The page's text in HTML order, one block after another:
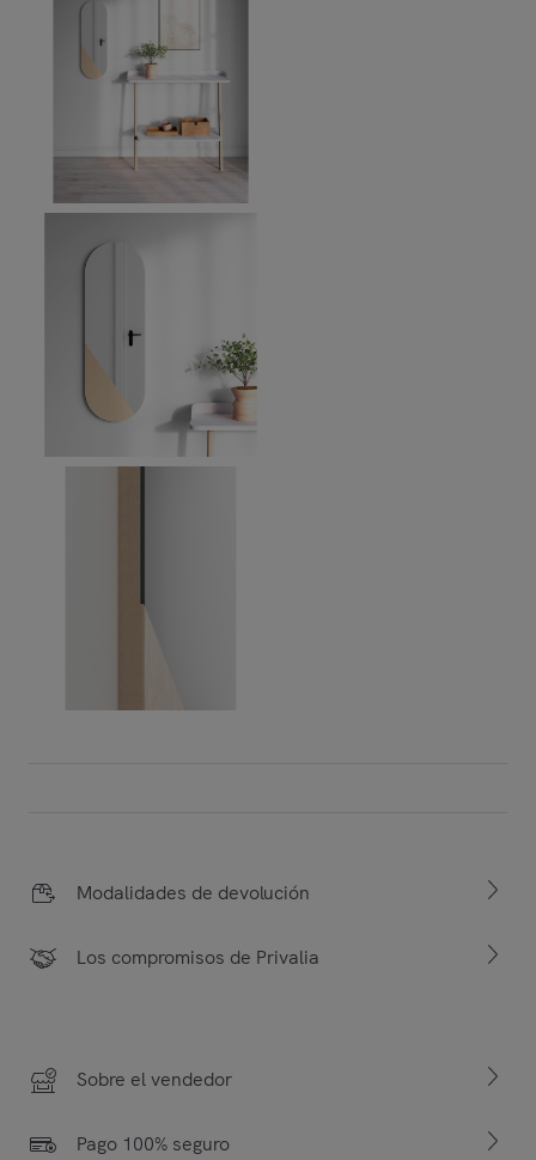
Modalidades de devolución
Los compromisos de Privalia
Sobre el vendedor
Pago 100% seguro